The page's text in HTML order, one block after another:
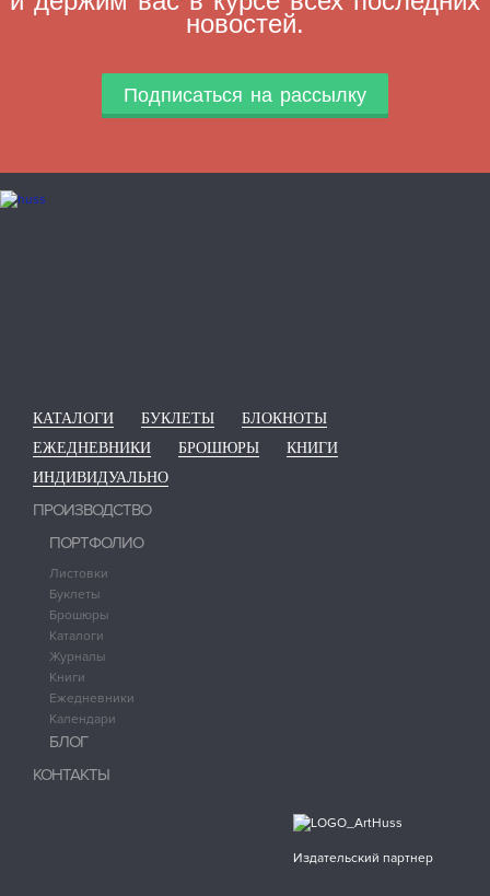
новостей.
Подписаться на рассылку
КАТАЛОГИ БУКЛЕТЫ
БЛОКНОТЫ
ЕЖЕДНЕВНИКИ
БРОШЮРЫ
КНИГИ
ИНДИВИДУАЛЬНО
ПРОИЗВОДСТВО
ПОРТФОЛИО
Листовки
Буклеты
Брошюры
Каталоги
Журналы
Книги
Ежедневники
Календари
БЛОГ
КОНТАКТЫ
Издательский партнер